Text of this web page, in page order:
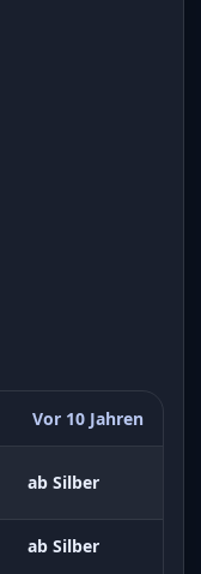
Vor 10 Jahren
ab Silber
ab Silber